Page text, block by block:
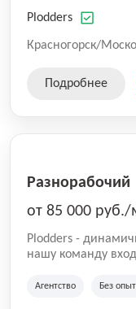
оказываемых услуг.
Plodders
Красногорск/
Подробнее
Разнорабочий
от 85 000 руб./
Plodders -
нашу команду
на рынке
Агентство Без